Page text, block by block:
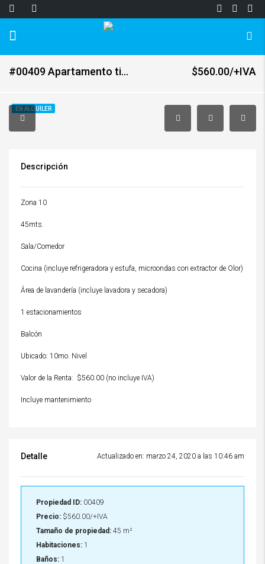
#00409 Apartamento tipo Studio $560.00/+IVA
EN ALQUILER
Descripción
Zona 10
45mts.
Sala/Comedor
Cocina (incluye refrigeradora y estufa, microondas con extractor de Olor)
Área de lavandería (incluye lavadora y secadora)
1 estacionamientos
Balcón
Ubicado: 10mo. Nivel
Valor de la Renta: $560.00 (no incluye IVA)
Incluye mantenimiento
Detalle Actualizado en: marzo 24, 2020 a las 10:46 am
Propiedad ID: 00409
Precio: $560.00/+IVA
Tamaño de propiedad: 45 m²
Habitaciones: 1
Baños: 1